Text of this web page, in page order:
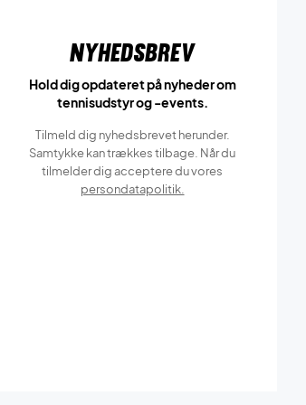
Nyhedsbrev
Hold dig opdateret på nyheder om
tennisudstyr og -events.
Tilmeld dig nyhedsbrevet herunder.
Samtykke kan trækkes tilbage. Når du
tilmelder dig acceptere du vores
persondatapolitik.